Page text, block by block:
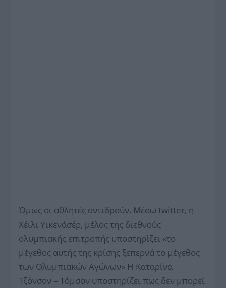
Όμως οι αθλητές αντιδρούν. Μέσω twitter, η
Χέιλι Υικενάσέρ, μέλος της διεθνούς
ολυμπιακής επιτροπής υποστηρίζει «το
μέγεθος αυτής της κρίσης ξεπερνά το μέγεθος
των Ολυμπιακών Αγώνων» Η Καταρίνα
Τζόνσον – Τόμσον υποστηρίζει πως δεν μπορεί